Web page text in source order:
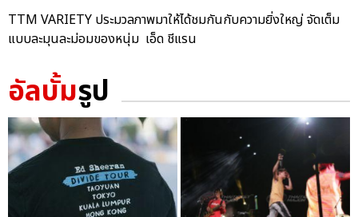
TTM VARIETY ประมวลภาพมาให้ได้ชมกันกับความยิ่งใหญ่ จัดเต็ม
แบบละมุนละม่อมของหนุ่ม เอ็ด ชีแรน
อัลบั้มรูป